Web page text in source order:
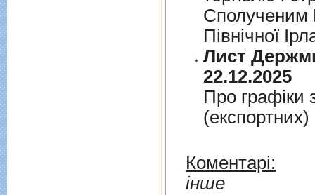
Сполученим
Пiвнiчної
Лист
22.12.2025
Про графiки
Коментарі:
інше